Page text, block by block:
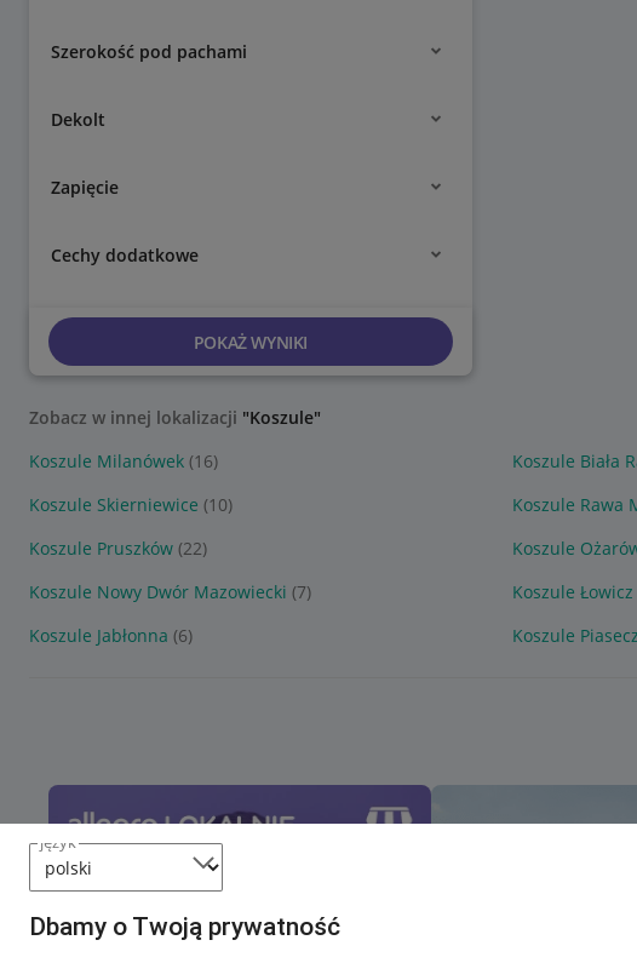
język
Dbamy o Twoją prywatność
Szerokość pod pachami
Dekolt
Zapięcie
Cechy dodatkowe
POKAŻ WYNIKI
Zobacz w innej lokalizacji "Koszule"
Koszule Milanówek (16) Koszule Biała
Koszule Skierniewice (10) Koszule Rawa
Koszule Pruszków (22) Koszule
Koszule Nowy Dwór Mazowiecki (7) Koszule Łowicz
Koszule Jabłonna (6) Koszule